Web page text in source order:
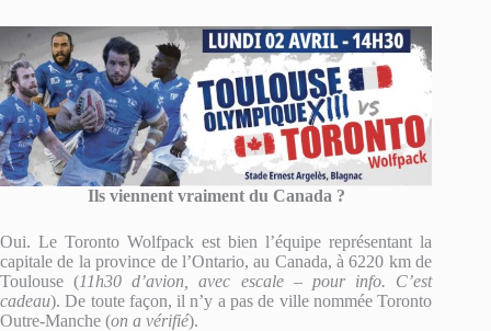
Ils viennent vraiment du Canada ?
Oui. Le Toronto Wolfpack est bien l’équipe représentant la
capitale de la province de l’Ontario, au Canada, à 6220 km de
Toulouse (11h30 d’avion, avec escale – pour info. C’est
cadeau). De toute façon, il n’y a pas de ville nommée Toronto
Outre-Manche (on a vérifié).